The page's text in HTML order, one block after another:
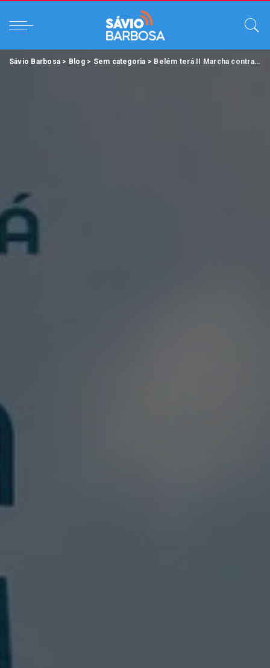
Sávio Barbosa > Blog> Sem categoria > Belém terá II Marcha contra o Trabalho Infantil no próximo domingo (1º).